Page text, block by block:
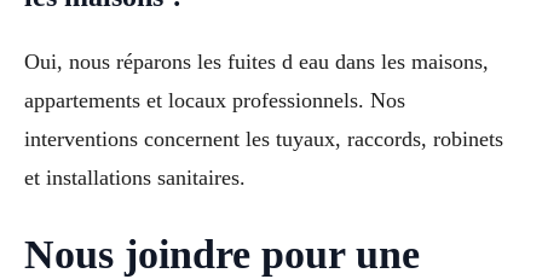
Oui, nous réparons les fuites d eau dans les maisons,
appartements et locaux professionnels. Nos
interventions concernent les tuyaux, raccords, robinets
et installations sanitaires.
Nous joindre pour une